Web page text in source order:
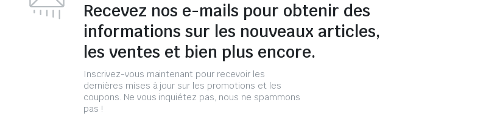
Recevez nos e-mails pour obtenir des
informations sur les nouveaux articles,
les ventes et bien plus encore.
Inscrivez-vous maintenant pour recevoir les
dernières mises à jour sur les promotions et les
coupons. Ne vous inquiétez pas, nous ne spammons
pas !